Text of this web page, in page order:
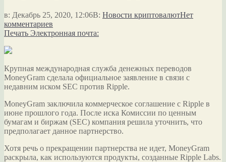
в: Декабрь 25, 2020, 12:06В: Новости криптовалютНет
комментариев
Печать Электронная почта:
Крупная международная служба денежных переводов
MoneyGram сделала официальное заявление в связи с
недавним иском SEC против Ripple.
MoneyGram заключила коммерческое соглашение с Ripple в
июне прошлого года. После иска Комиссии по ценным
бумагам и биржам (SEC) компания решила уточнить, что
предполагает данное партнерство.
Хотя речь о прекращении партнерства не идет, MoneyGram
раскрыла, как используются продукты, созданные Ripple Labs.